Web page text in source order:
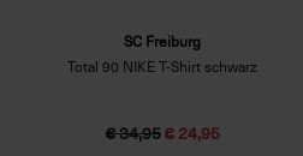
SC Freiburg
Total 90 NIKE T-Shirt schwarz
€ 34,95€ 24,95